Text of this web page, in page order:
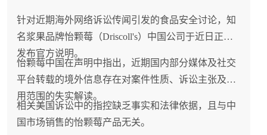
针对近期海外网络诉讼传闻引发的食品安全讨论，知
名浆果品牌怡颗莓（Driscoll's）中国公司于近日正式
发布官方说明。
怡颗莓中国在声明中指出，近期国内部分媒体及社交
平台转载的境外信息存在对案件性质、诉讼主张及适
用范围的失实解读。
相关美国诉讼中的指控缺乏事实和法律依据，且与中
国市场销售的怡颗莓产品无关。